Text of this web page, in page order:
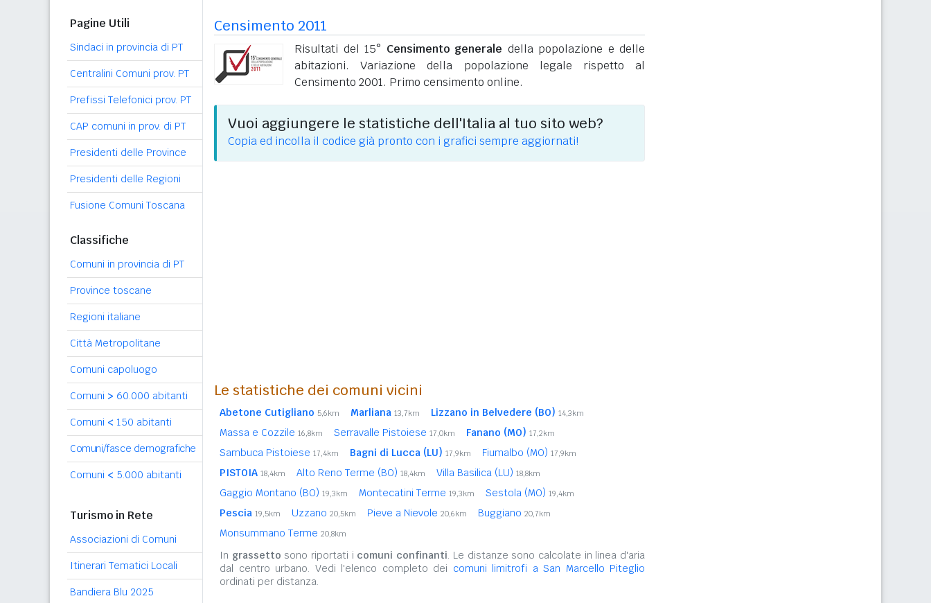
Pagine Utili
Sindaci in provincia di PT
Centralini Comuni prov. PT
Prefissi Telefonici prov. PT
CAP comuni in prov. di PT
Presidenti delle Province
Presidenti delle Regioni
Fusione Comuni Toscana
Classifiche
Comuni in provincia di PT
Province toscane
Regioni italiane
Città Metropolitane
Comuni capoluogo
Comuni > 60.000 abitanti
Comuni < 150 abitanti
Comuni/fasce demografiche
Comuni < 5.000 abitanti
Turismo in Rete
Associazioni di Comuni
Itinerari Tematici Locali
Bandiera Blu 2025
Censimento 2011
Risultati del 15° Censimento generale della popolazione e delle
abitazioni. Variazione della popolazione legale rispetto al
Censimento 2001. Primo censimento online.
Vuoi aggiungere le statistiche dell'Italia al tuo sito web?
Copia ed incolla il codice già pronto con i grafici sempre aggiornati!
Le statistiche dei comuni vicini
Abetone Cutigliano 5,6km Marliana 13,7km Lizzano in Belvedere (BO) 14,3km
Massa e Cozzile 16,8km Serravalle Pistoiese 17,0km Fanano (MO) 17,2km
Sambuca Pistoiese 17,4km Bagni di Lucca (LU) 17,9km Fiumalbo (MO) 17,9km
PISTOIA 18,4km Alto Reno Terme (BO) 18,4km Villa Basilica (LU) 18,8km
Gaggio Montano (BO) 19,3km Montecatini Terme 19,3km Sestola (MO) 19,4km
Pescia 19,5km Uzzano 20,5km Pieve a Nievole 20,6km Buggiano 20,7km
Monsummano Terme 20,8km
In grassetto sono riportati i comuni confinanti. Le distanze sono calcolate in linea d'aria
dal centro urbano. Vedi l'elenco completo dei comuni limitrofi a San Marcello Piteglio
ordinati per distanza.